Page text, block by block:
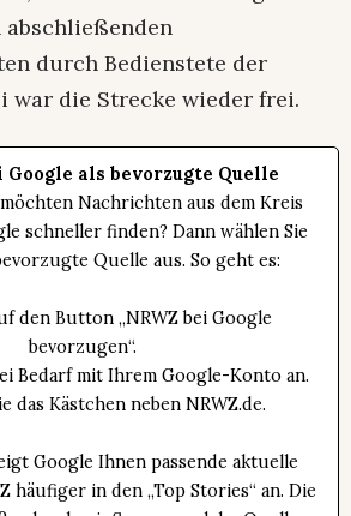
durch Bedienstete der
war die Strecke wieder frei.
Google als bevorzugte Quelle
Nachrichten aus dem Kreis
schneller finden? Dann wählen Sie
Quelle aus. So geht es:
den Button „NRWZ bei Google
bevorzugen“.
Bedarf mit Ihrem Google-Konto an.
das Kästchen neben NRWZ.de.
Google Ihnen passende aktuelle
häufiger in den „Top Stories“ an. Die